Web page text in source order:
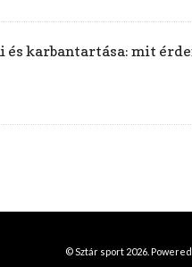
és karbantartása: mit
© Sztár sport 2026.